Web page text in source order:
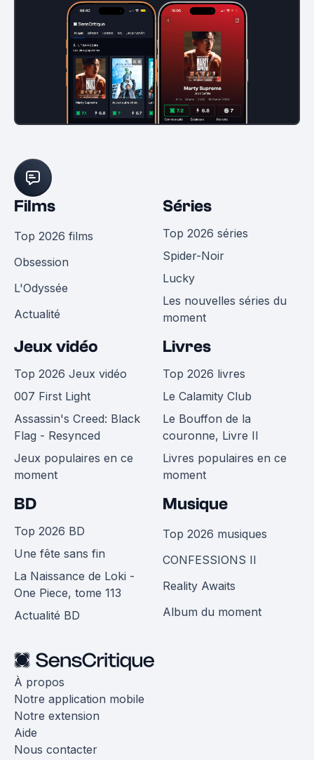
Films
Top 2026 films
Obsession
L'Odyssée
Actualité
Séries
Top 2026 séries
Spider-Noir
Lucky
Les nouvelles séries du
moment
Jeux vidéo
Top 2026 Jeux vidéo
007 First Light
Assassin's Creed: Black
Flag - Resynced
Jeux populaires en ce
moment
Livres
Top 2026 livres
Le Calamity Club
Le Bouffon de la
couronne, Livre II
Livres populaires en ce
moment
BD
Top 2026 BD
Une fête sans fin
La Naissance de Loki -
One Piece, tome 113
Actualité BD
Musique
Top 2026 musiques
CONFESSIONS II
Reality Awaits
Album du moment
À propos
Notre application mobile
Notre extension
Aide
Nous contacter